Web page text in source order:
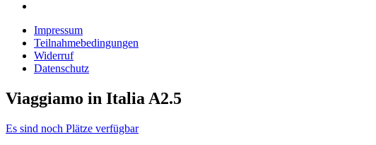
Impressum
Teilnahmebedingungen
Widerruf
Datenschutz
Viaggiamo in Italia A2.5
Es sind noch Plätze verfügbar